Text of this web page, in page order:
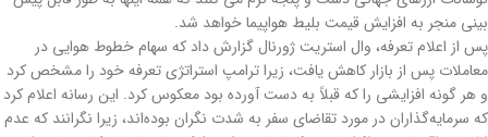
بینی منجر به افزایش قیمت بلیط هواپیما خواهد شد.
پس از اعلام تعرفه، وال استریت ژورنال گزارش داد که سهام خطوط هوایی در
معاملات پس از بازار کاهش یافت، زیرا ترامپ استراتژی تعرفه خود را مشخص کرد
و هر گونه افزایشی را که قبلاً به دست آورده بود معکوس کرد. این رسانه اعلام کرد
که سرمایه‌گذاران در مورد تقاضای سفر به شدت نگران بوده‌اند، زیرا نگرانند که عدم